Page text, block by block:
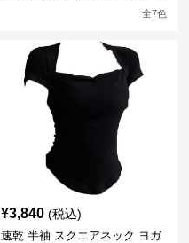
全7色
¥3,840 (税込)
速乾 半袖 スクエアネック ヨガ